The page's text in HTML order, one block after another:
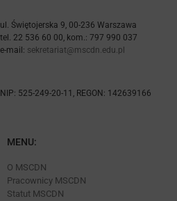
ul. Świętojerska 9, 00-236 Warszawa
tel. 22 536 60 00, kom.: 797 990 037
e-mail: sekretariat@mscdn.edu.pl
NIP: 525-249-20-11, REGON: 142639166
MENU:
O MSCDN
Pracownicy MSCDN
Statut MSCDN